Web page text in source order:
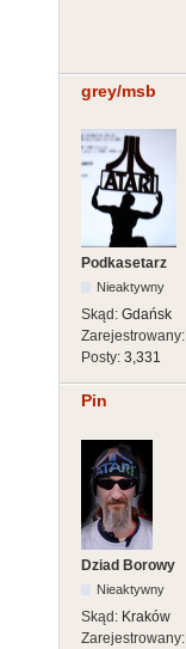
grey/msb
Podkasetarz
Nieaktywny
Skąd: Gdańsk
Zarejestrowany:
Posty: 3,331
Pin
Dziad Borowy
Nieaktywny
Skąd: Kraków
Zarejestrowany: